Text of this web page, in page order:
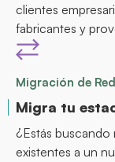
clientes
fabricantes y
Migración de Red
Migra tu
¿Estás buscando
existentes a un